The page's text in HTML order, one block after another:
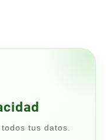
tus datos.